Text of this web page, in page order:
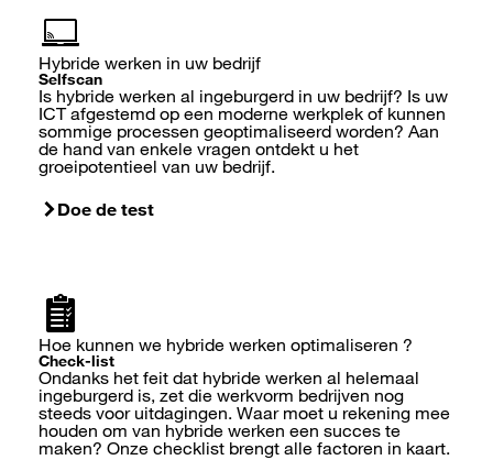
Hybride werken in uw bedrijf
Selfscan
Is hybride werken al ingeburgerd in uw bedrijf? Is uw
ICT afgestemd op een moderne werkplek of kunnen
sommige processen geoptimaliseerd worden? Aan
de hand van enkele vragen ontdekt u het
groeipotentieel van uw bedrijf.
Doe de test
Hoe kunnen we hybride werken optimaliseren ?
Check-list
Ondanks het feit dat hybride werken al helemaal
ingeburgerd is, zet die werkvorm bedrijven nog
steeds voor uitdagingen. Waar moet u rekening mee
houden om van hybride werken een succes te
maken? Onze checklist brengt alle factoren in kaart.